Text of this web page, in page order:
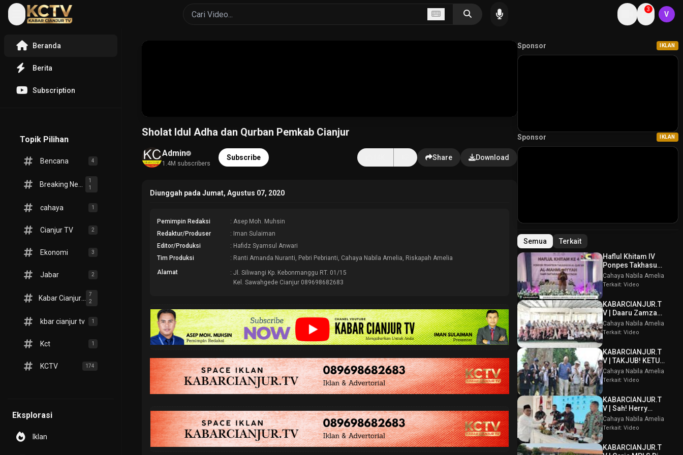
3
V
Beranda
Berita
Subscription
Topik Pilihan
Bencana 4
1
1
cahaya 1
Cianjur TV 2
Ekonomi 3
Jabar 2
Kabar Cianjur TV
7
2
kbar cianjur tv 1
Kct 1
KCTV 174
Eksplorasi
Iklan
Sholat Idul Adha dan Qurban Pemkab Cianjur
Admin
1.4M subscribers
Subscribe Share Download
Diunggah pada Jumat, Agustus 07, 2020
Pemimpin Redaksi
: Asep Moh. Muhsin
Redaktur/Produser
: Iman Sulaiman
Editor/Produksi
: Hafidz Syamsul Anwari
Tim Produksi
: Ranti Amanda Nuranti, Pebri Pebrianti, Cahaya Nabila Amelia, Riskapah Amelia
Alamat
: Jl. Siliwangi Kp. Kebonmanggu RT. 01/15
Kel. Sawahgede Cianjur 089698682683
Sponsor IKLAN
Sponsor IKLAN
Semua
Terkait
Haflul Khitam IV
Ponpes Takhasus
Al Qur’an Al
Mahmudiyyah Bani
Assatinem
Campaka
Cahaya Nabila Amelia
Terkait: Video
KABARCIANJUR.T
V | Daaru Zamzam
Berbagi
Kebahagiaan &
Sambut Muharram
1448 H
Cahaya Nabila Amelia
Terkait: Video
KABARCIANJUR.T
V | TAKJUB! KETUM
PPBI AKUI
POTENSI BATU
Cahaya Nabila Amelia
Terkait: Video
KABARCIANJUR.T
V | Sah! Herry
Wirawan Terpilih
Aklamasi Musda
Cianjur
Cahaya Nabila Amelia
Terkait: Video
KABARCIANJUR.T